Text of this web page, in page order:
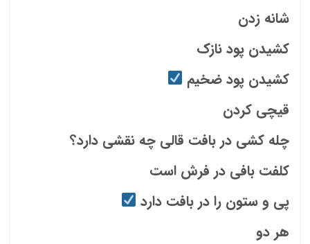
شانه زدن
کشیدن پود نازک
کشیدن پود ضخیم
قیچی کردن
چله کشی در بافت قالی چه نقشی دارد؟
کلفت بافی در فرش است
پی و ستون را در بافت دارد
هر دو